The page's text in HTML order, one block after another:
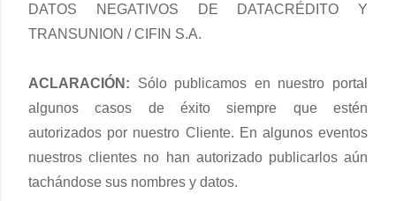
DATOS NEGATIVOS DE DATACRÉDITO Y
TRANSUNION / CIFIN S.A.
ACLARACIÓN: Sólo publicamos en nuestro portal
algunoscasos de éxito siempre que estén
autorizados por nuestro Cliente. En algunos eventos
nuestros clientes no han autorizado publicarlos aún
tachándose sus nombres y datos.